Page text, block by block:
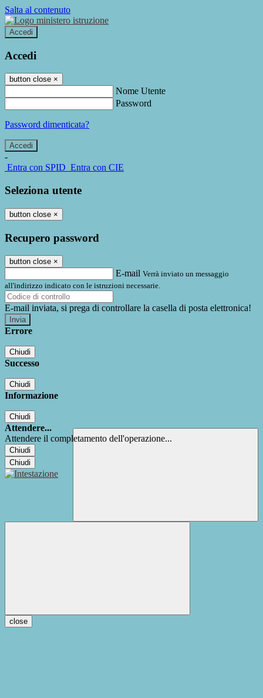
Salta al contenuto
Accedi
Accedi
button close ×
Nome Utente
Password
Password dimenticata?
-
Entra con SPID Entra con CIE
Seleziona utente
button close ×
Recupero password
button close ×
E-mail Verrà inviato un messaggio
all'indirizzo indicato con le istruzioni necessarie.
E-mail inviata, si prega di controllare la casella di posta elettronica!
Errore
Chiudi
Successo
Chiudi
Informazione
Chiudi
Attendere...
Attendere il completamento dell'operazione...
Chiudi
Chiudi
close